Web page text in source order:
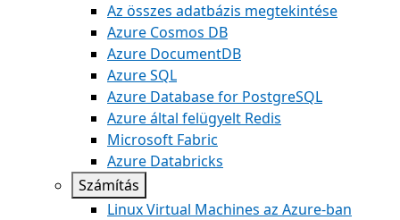
Az összes adatbázis megtekintése
Azure Cosmos DB
Azure DocumentDB
Azure SQL
Azure Database for PostgreSQL
Azure által felügyelt Redis
Microsoft Fabric
Azure Databricks
Számítás
Linux Virtual Machines az Azure-ban